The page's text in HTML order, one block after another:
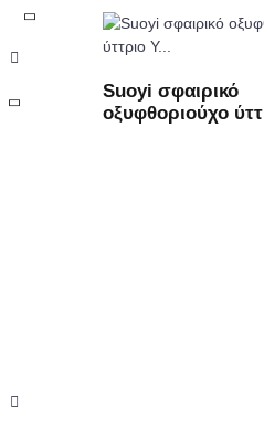
Suoyi σφαιρικό
οξυφθοριούχο